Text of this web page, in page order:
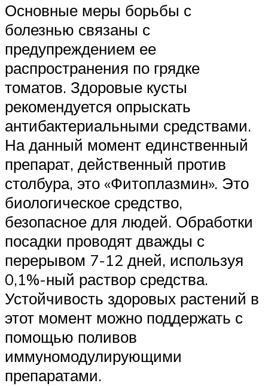
Основные меры борьбы с
болезнью связаны с
предупреждением ее
распространения по грядке
томатов. Здоровые кусты
рекомендуется опрыскать
антибактериальными средствами.
На данный момент единственный
препарат, действенный против
столбура, это «Фитоплазмин». Это
биологическое средство,
безопасное для людей. Обработки
посадки проводят дважды с
перерывом 7-12 дней, используя
0,1%-ный раствор средства.
Устойчивость здоровых растений в
этот момент можно поддержать с
помощью поливов
иммуномодулирующими
препаратами.